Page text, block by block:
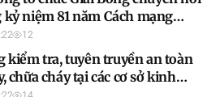
niệm 81 năm Cách mạng
Quốc khánh 2/9
12
kiểm tra, tuyên truyền an toàn
chữa cháy tại các cơ sở kinh